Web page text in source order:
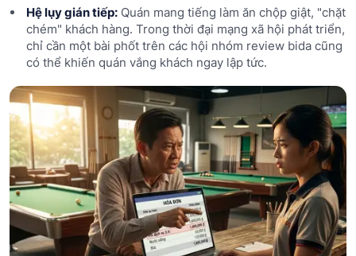
Hệ lụy gián tiếp:Quán mang tiếng làm ăn chộp giật, "chặt
chém" khách hàng. Trong thời đại mạng xã hội phát triển,
chỉ cần một bài phốt trên các hội nhóm review bida cũng
có thể khiến quán vắng khách ngay lập tức.